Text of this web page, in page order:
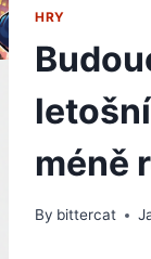
HRY
méně
By bittercat